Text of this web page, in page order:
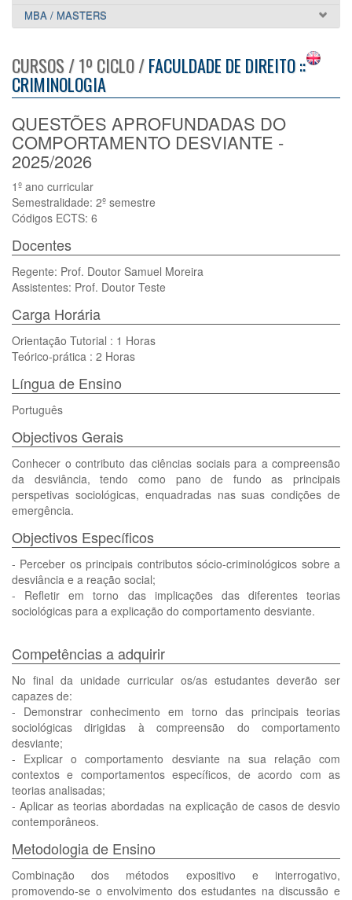
MBA / MASTERS
CURSOS / 1º CICLO /FACULDADE DE DIREITO ::
CRIMINOLOGIA
QUESTÕES APROFUNDADAS DO
COMPORTAMENTO DESVIANTE -
2025/2026
1º ano curricular
Semestralidade: 2º semestre
Códigos ECTS: 6
Docentes
Regente: Prof. Doutor Samuel Moreira
Assistentes: Prof. Doutor Teste
Carga Horária
Orientação Tutorial : 1 Horas
Teórico-prática : 2 Horas
Língua de Ensino
Português
Objectivos Gerais
Conhecer o contributo das ciências sociais para a compreensão
da desviância, tendo como pano de fundo as principais
perspetivas sociológicas, enquadradas nas suas condições de
emergência.
Objectivos Específicos
- Perceber os principais contributos sócio-criminológicos sobre a
desviância e a reação social;
- Refletir em torno das implicações das diferentes teorias
sociológicas para a explicação do comportamento desviante.
Competências a adquirir
No final da unidade curricular os/as estudantes deverão ser
capazes de:
- Demonstrar conhecimento em torno das principais teorias
sociológicas dirigidas à compreensão do comportamento
desviante;
- Explicar o comportamento desviante na sua relação com
contextos e comportamentos específicos, de acordo com as
teorias analisadas;
- Aplicar as teorias abordadas na explicação de casos de desvio
contemporâneos.
Metodologia de Ensino
Combinação dos métodos expositivo e interrogativo,
promovendo-se o envolvimento dos estudantes na discussão e